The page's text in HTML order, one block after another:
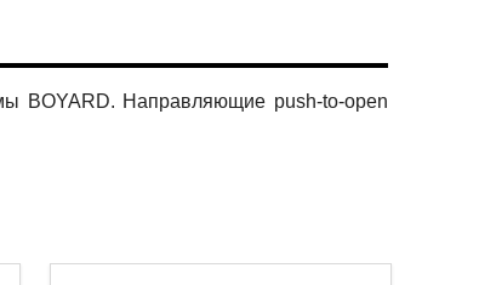
BOYARD. Направляющие push-to-open